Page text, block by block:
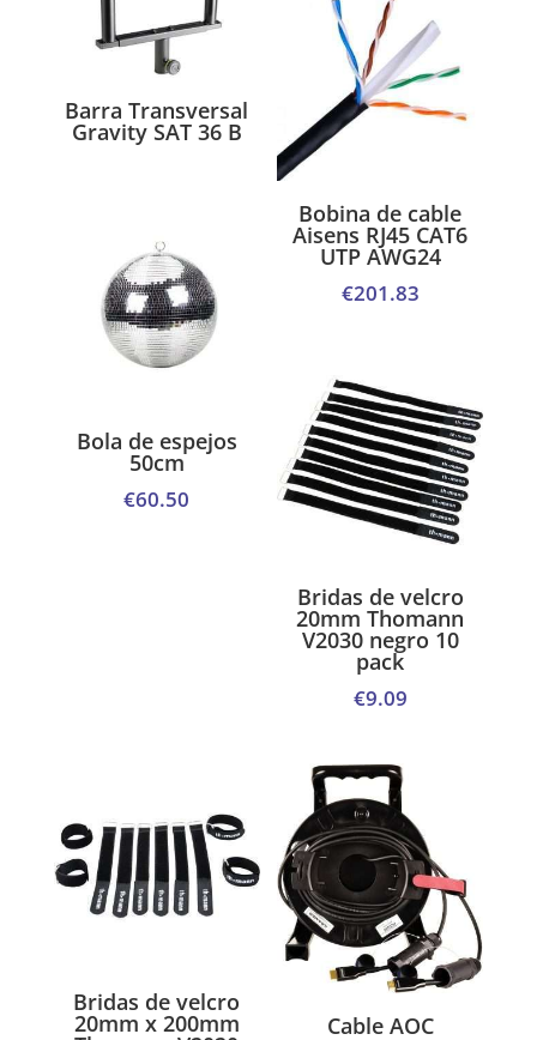
Barra Transversal
Gravity SAT 36 B
Bobina de cable
Aisens RJ45 CAT6
UTP AWG24
€201.83
Bola de espejos
50cm
€60.50
Bridas de velcro
20mm Thomann
V2030 negro 10
pack
€9.09
Bridas de velcro
20mm x 200mm Cable AOC